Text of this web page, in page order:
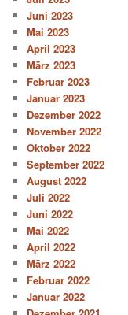
Juni 2023
Mai 2023
April 2023
März 2023
Februar 2023
Januar 2023
Dezember 2022
November 2022
Oktober 2022
September 2022
August 2022
Juli 2022
Juni 2022
Mai 2022
April 2022
März 2022
Februar 2022
Januar 2022